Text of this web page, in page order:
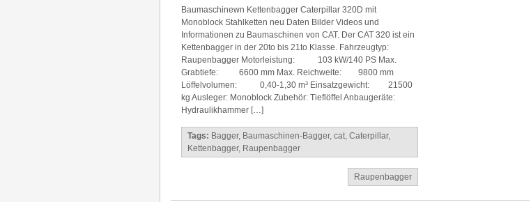
Baumaschinewn Kettenbagger Caterpillar 320D mit
Monoblock Stahlketten neu Daten Bilder Videos und
Informationen zu Baumaschinen von CAT. Der CAT 320 ist ein
Kettenbagger in der 20to bis 21to Klasse. Fahrzeugtyp:
Raupenbagger Motorleistung: 103 kW/140 PS Max.
Grabtiefe: 6600 mm Max. Reichweite: 9800 mm
Löffelvolumen: 0,40-1,30 m³ Einsatzgewicht: 21500
kg Ausleger: Monoblock Zubehör: Tieflöffel Anbaugeräte:
Hydraulikhammer […]
Tags: Bagger, Baumaschinen-Bagger, cat, Caterpillar,
Kettenbagger, Raupenbagger
Raupenbagger